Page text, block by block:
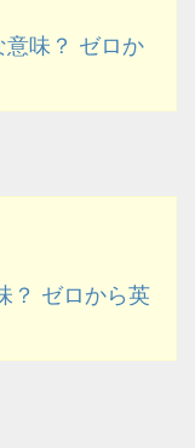
意味？ ゼロか
？ ゼロから英